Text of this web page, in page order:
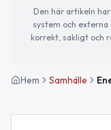
Den här artikeln
system och
korrekt, sakligt och
Hem Samhälle